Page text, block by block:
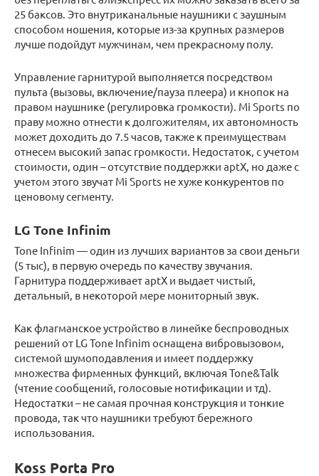
25 баксов. Это внутриканальные наушники с заушным
способом ношения, которые из-за крупных размеров
лучше подойдут мужчинам, чем прекрасному полу.
Управление гарнитурой выполняется посредством
пульта (вызовы, включение/пауза плеера) и кнопок на
правом наушнике (регулировка громкости). Mi Sports по
праву можно отнести к долгожителям, их автономность
может доходить до 7.5 часов, также к преимуществам
отнесем высокий запас громкости. Недостаток, с учетом
стоимости, один – отсутствие поддержки aptX, но даже с
учетом этого звучат Mi Sports не хуже конкурентов по
ценовому сегменту.
LG Tone Infinim
Tone Infinim — один из лучших вариантов за cвои деньги
(5 тыс), в первую очередь по качеству звучания.
Гарнитура поддерживает aptX и выдает чистый,
детальный, в некоторой мере мониторный звук.
Как флагманское устройство в линейке беспроводных
решений от LG Tone Infinim оснащена вибровызовом,
системой шумоподавления и имеет поддержку
множества фирменных функций, включая Tone&Talk
(чтение сообщений, голосовые нотификации и тд).
Недостатки – не самая прочная конструкция и тонкие
провода, так что наушники требуют бережного
использования.
Koss Porta Pro